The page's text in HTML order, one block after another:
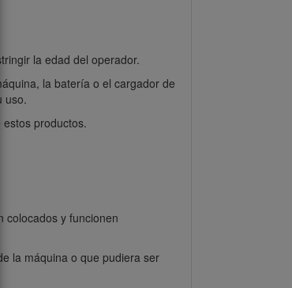
la edad del operador.
la batería o el cargador de
uso.
productos.
colocados y funcionen
la máquina o que pudiera ser